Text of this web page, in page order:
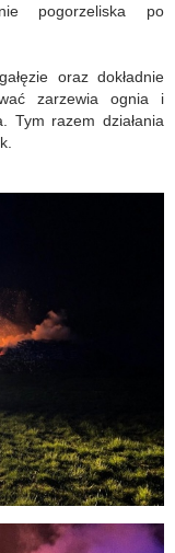
pogorzeliska po
oraz dokładnie
zarzewia ognia i
Tym razem działania